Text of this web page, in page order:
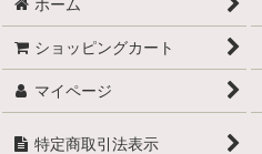
ホーム
ショッピングカート
マイページ
特定商取引法表示